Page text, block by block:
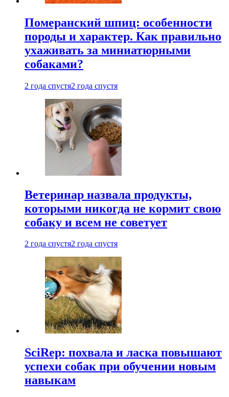
Померанский шпиц: особенности
породы и характер. Как правильно
ухаживать за миниатюрными
собаками?
2 года спустя2 года спустя
Ветеринар назвала продукты,
которыми никогда не кормит свою
собаку и всем не советует
2 года спустя2 года спустя
SciRep: похвала и ласка повышают
успехи собак при обучении новым
навыкам